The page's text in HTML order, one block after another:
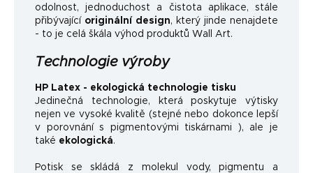
odolnost, jednoduchost a čistota aplikace, stále
přibývající originální design, který jinde nenajdete
- to je celá škála výhod produktů Wall Art.
Technologie výroby
HP Latex - ekologická technologie tisku
Jedinečná technologie, která poskytuje výtisky
nejen ve vysoké kvalitě (stejné nebo dokonce lepší
v porovnání s pigmentovými tiskárnami ), ale je
také ekologická.
Potisk se skládá z molekul vody, pigmentu a